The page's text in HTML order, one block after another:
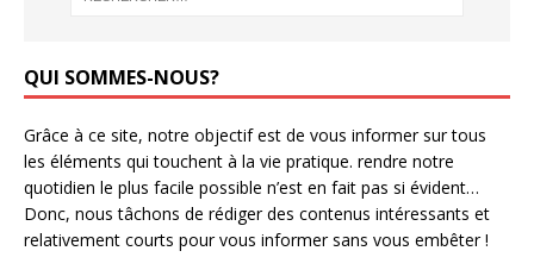
QUI SOMMES-NOUS?
Grâce à ce site, notre objectif est de vous informer sur tous
les éléments qui touchent à la vie pratique. rendre notre
quotidien le plus facile possible n’est en fait pas si évident…
Donc, nous tâchons de rédiger des contenus intéressants et
relativement courts pour vous informer sans vous embêter !